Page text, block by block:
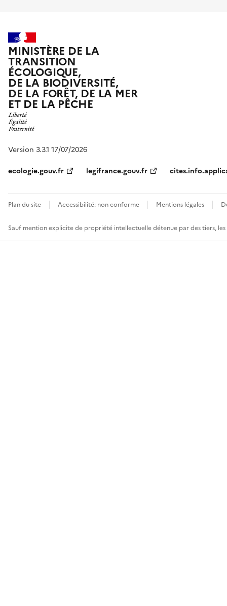
MINISTÈRE DE LA
TRANSITION
ÉCOLOGIQUE,
DE LA BIODIVERSITÉ,
DE LA FORÊT, DE LA MER
ET DE LA PÊCHE
Version 3.3.1 17/07/2026
ecologie.gouv.fr
legifrance.gouv.fr
Plan du site Accessibilité: non conforme Mentions légales
Sauf mention explicite de propriété intellectuelle détenue par des tiers,